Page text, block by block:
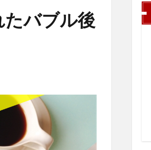
バブル後